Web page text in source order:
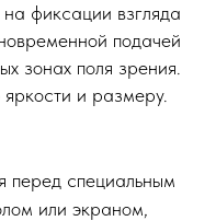
фиксации взгляда
подачей
зонах поля зрения.
и размеру.
перед специальным
или экраном,